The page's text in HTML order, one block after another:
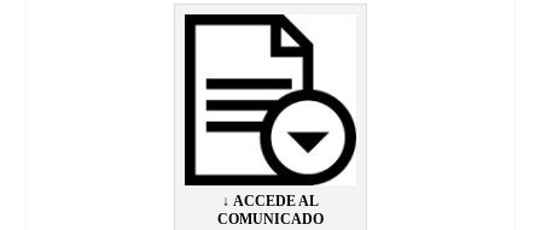
↓ ACCEDE AL
COMUNICADO